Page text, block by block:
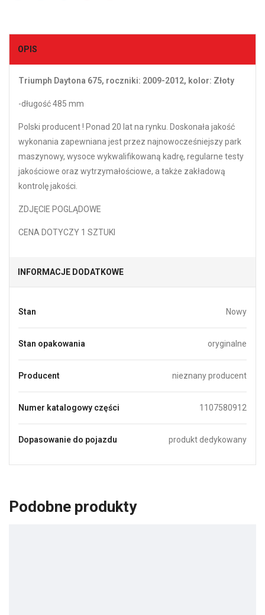
OPIS
Triumph Daytona 675, roczniki: 2009-2012, kolor: Złoty
-długość 485 mm
Polski producent ! Ponad 20 lat na rynku. Doskonała jakość
wykonania zapewniana jest przez najnowocześniejszy park
maszynowy, wysoce wykwalifikowaną kadrę, regularne testy
jakościowe oraz wytrzymałościowe, a także zakładową
kontrolę jakości.
ZDJĘCIE POGLĄDOWE
CENA DOTYCZY 1 SZTUKI
INFORMACJE DODATKOWE
Stan Nowy
Stan opakowania oryginalne
Producent nieznany producent
Numer katalogowy części 1107580912
Dopasowanie do pojazdu produkt dedykowany
Podobne produkty